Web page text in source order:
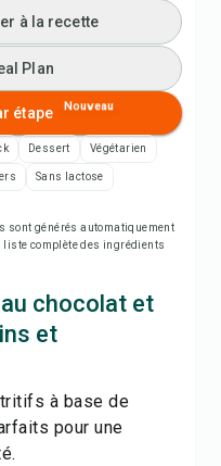
List
recette
à la recette
Plan
étape Nouveau
Dessert Végétarien
Sans lactose
sont générés automatiquement
complète des ingrédients
chocolat et
et
à base de
pour une